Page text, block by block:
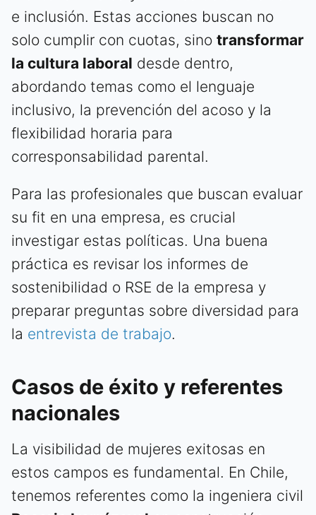
e inclusión. Estas acciones buscan no
solo cumplir con cuotas, sino transformar
la cultura laboral desde dentro,
abordando temas como el lenguaje
inclusivo, la prevención del acoso y la
flexibilidad horaria para
corresponsabilidad parental.
Para las profesionales que buscan evaluar
su fit en una empresa, es crucial
investigar estas políticas. Una buena
práctica es revisar los informes de
sostenibilidad o RSE de la empresa y
preparar preguntas sobre diversidad para
la entrevista de trabajo.
Casos de éxito y referentes
nacionales
La visibilidad de mujeres exitosas en
estos campos es fundamental. En Chile,
tenemos referentes como la ingeniera civil